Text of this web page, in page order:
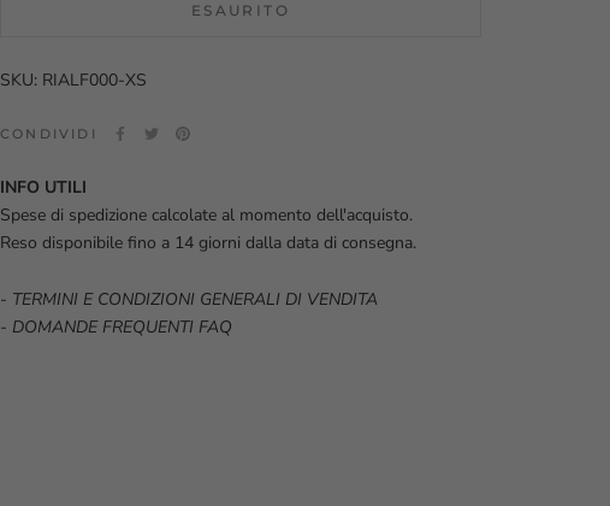
ESAURITO
SKU: RIALF000-XS
CONDIVIDI
INFO UTILI
Spese di spedizione calcolate al momento dell'acquisto.
Reso disponibile fino a 14 giorni dalla data di consegna.
- TERMINI E CONDIZIONI GENERALI DI VENDITA
- DOMANDE FREQUENTI FAQ